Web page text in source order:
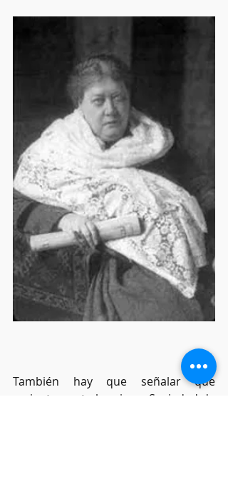
También hay que señalar que
recientemente la misma Sociedad de